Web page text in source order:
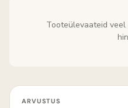
Tooteülevaateid veel